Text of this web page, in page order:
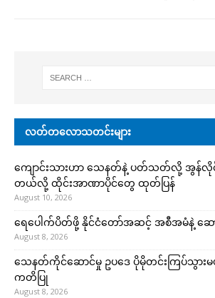
လတ်တလောသတင်းများ
ကျောင်းသားဟာ သေနတ်နဲ့ ပတ်သတ်လို့ အွန်လို
တယ်လို့ ထိုင်းအာဏာပိုင်တွေ ထုတ်ပြန်
August 10, 2026
ရေပေါက်ပိတ်ဖို့ နိုင်ငံတော်အဆင့် အစီအမံနဲ့ ဆ
August 8, 2026
သေနတ်ကိုင်ဆောင်မှု ဥပဒေ ပိုမိုတင်းကြပ်သွား
ကတိပြု
August 8, 2026